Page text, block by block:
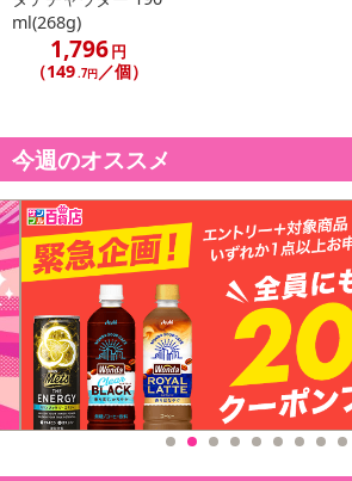
さい）
ml(268g)
1,796円
（149.7円／個）
今週のオススメ